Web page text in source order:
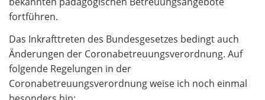
fortführen.
Das Inkrafttreten des Bundesgesetzes bedingt auch
Änderungen der Coronabetreuungsverordnung. Auf
folgende Regelungen in der
Coronabetreuungsverordnung weise ich noch einmal